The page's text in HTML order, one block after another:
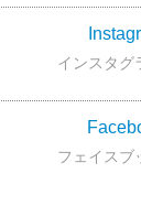
インスタグ
フェイスブ